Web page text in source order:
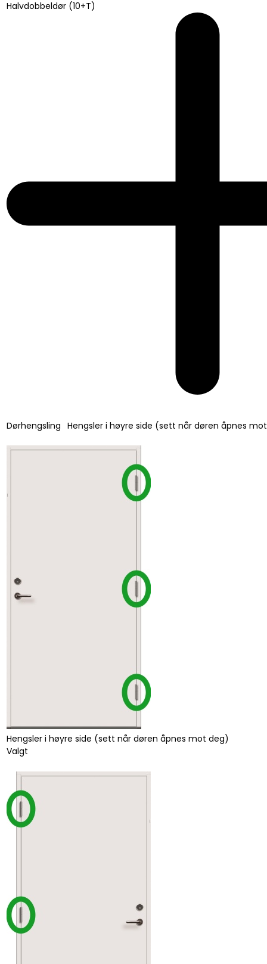
Halvdobbeldør (10+T)
Dørhengsling Hengsler i høyre side (sett når døren åpnes
Hengsler i høyre side (sett når døren åpnes mot deg)
Valgt